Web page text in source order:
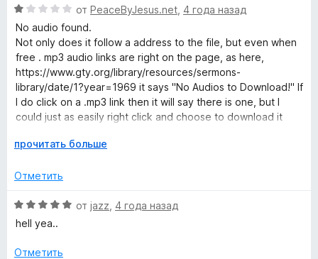
5
5
и
з
5
О
ц
е
н
е
н
о
н
1
з
от PeaceByJesus.net 4 года назад
No audio found.
Not only does it follow a address to the file, but even when
free . mp3 audio links are right on the page, as here,
https://www.gty.org/library/resources/sermons-
library/date/1?year=1969 it says "No Audios to Download!" If
I do click on a .mp3 link then it will say there is one, but I
could just as easily right click and choose to download it
What is needed is an extension that will follow thru to the
Р
з
е
р
и
прочитать больше
Отметить
О
ц
н
от jazz 4 года назад
hell yea..
Отметить